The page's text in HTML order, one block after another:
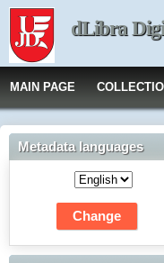
dLibra
MAIN PAGE
Metadata languages